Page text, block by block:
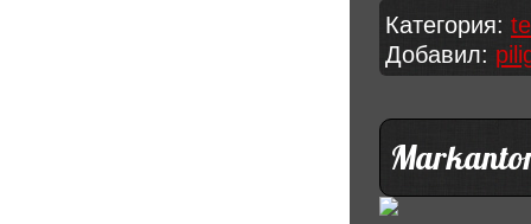
Категория:
Добавил: